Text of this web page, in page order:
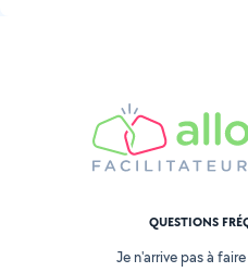
QUESTIONS
Je n'arrive pas à